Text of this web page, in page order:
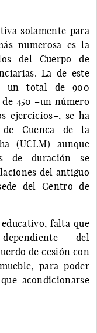
solamente para
numerosa es la
del Cuerpo de
La de este
un total de 900
450 –un número
ejercicios–, se ha
Cuenca de la
(UCLM) aunque
de duración se
del antiguo
del Centro de
falta que
del
de cesión con
para poder
acondicionarse